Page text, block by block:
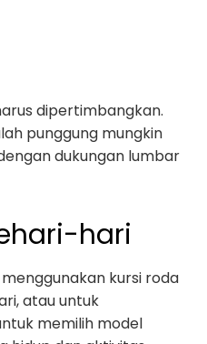
dipertimbangkan.
punggung mungkin
dukungan lumbar
hari
kursi roda
atau untuk
memilih model